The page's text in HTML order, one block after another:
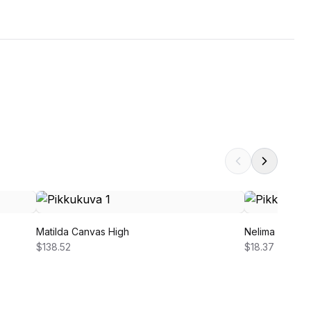
Matilda Canvas High
$138.52
Nelima Dress
$18.37